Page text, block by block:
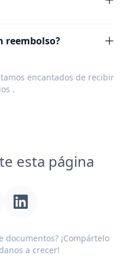
reembolso?
encantados de recibir
.
esta página
¡Compártelo
a crecer!